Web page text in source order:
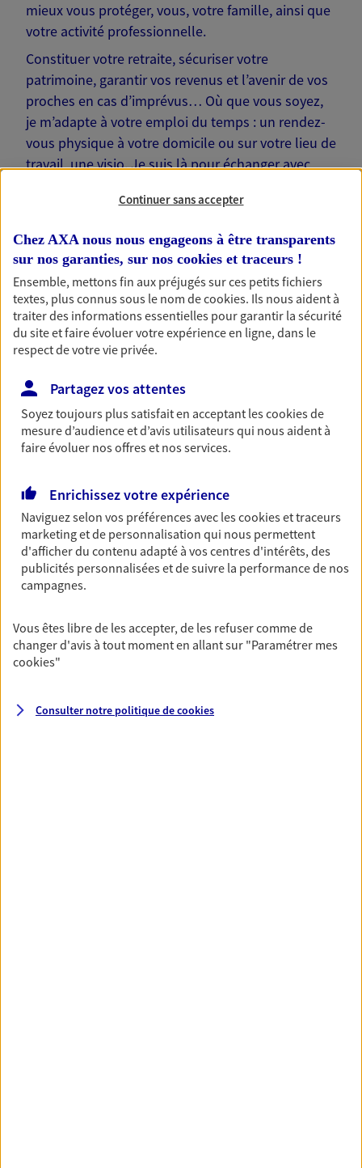
mieux vous protéger, vous, votre famille, ainsi que
votre activité professionnelle.
Constituer votre retraite, sécuriser votre
patrimoine, garantir vos revenus et l’avenir de vos
proches en cas d’imprévus… Où que vous soyez,
je m’adapte à votre emploi du temps : un rendez-
vous physique à votre domicile ou sur votre lieu de
travail, une visio. Je suis là pour échanger avec
Nos offres phares
Épargne
Réalisez vos projets grâce à votre épargne : achat
immobilier, études des enfants ou voyage autour
du monde… Épargnez à votre rythme et
simplement, selon votre profil.
Retraite
Préparez sereinement ce nouveau chapitre de
votre vie avec les conseils d'un expert. Découvrez
notre solution PER (Plan Epargne Retraite)
spécialement conçue pour la retraite.
Découvrir l'offre Retraite
contrat prévoyance. Préservez vos proches en cas
Continuer sans accepter
Chez AXA nous nous engageons à être transparents
sur nos garanties, sur nos cookies et traceurs !
Ensemble, mettons fin aux préjugés sur ces petits fichiers
textes, plus connus sous le nom decookies. Ils nous aident à
traiter des informations essentielles pour garantir la sécurité
du site et faire évoluer votre expérience en ligne, dans le
respect de votre vie privée.
Partagez vos attentes
Soyez toujours plus satisfait en acceptant lescookiesde
mesure d’audience et d’avis utilisateurs qui nous aident à
faire évoluer nos offres et nos services.
Enrichissez votre expérience
Naviguez selon vos préférences avec lescookies et traceurs
marketing et de personnalisation qui nous permettent
d'afficher du contenu adapté à vos centres d'intérêts, des
publicités personnalisées et de suivre la performance de nos
campagnes.
Vous êtes libre de les accepter, de les refuser comme de
changer d'avis à tout moment en allant sur "Paramétrer mes
cookies"
Consulter notre politique decookies